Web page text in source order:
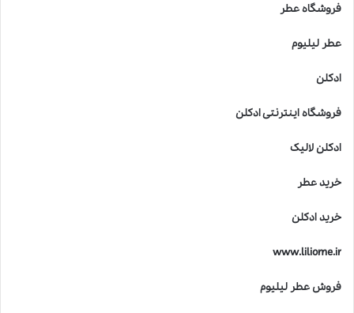
فروشگاه عطر
عطر لیلیوم
ادکلن
فروشگاه اینترنتی ادکلن
ادکلن لالیک
خرید عطر
خرید ادکلن
www.liliome.ir
فروش عطر لیلیوم